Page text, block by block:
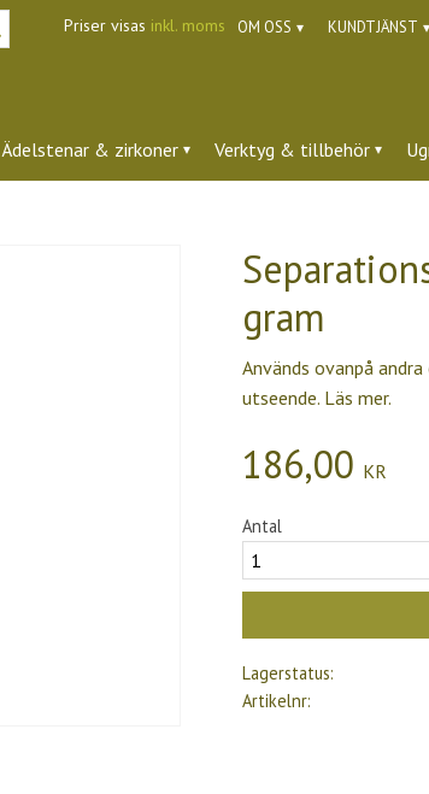
OM OSS KUNDTJÄNST
Priser visas inkl. moms
Ädelstenar & zirkoner Verktyg & tillbehör
gram
Används ovanpå
utseende. Läs mer.
186,00 KR
Antal
Lagerstatus
Artikelnr